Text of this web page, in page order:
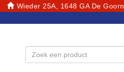
Wieder 25A, 1648 GA De Goorn